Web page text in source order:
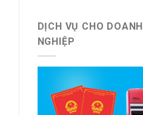
DỊCH VỤ CHO DOANH
NGHIỆP